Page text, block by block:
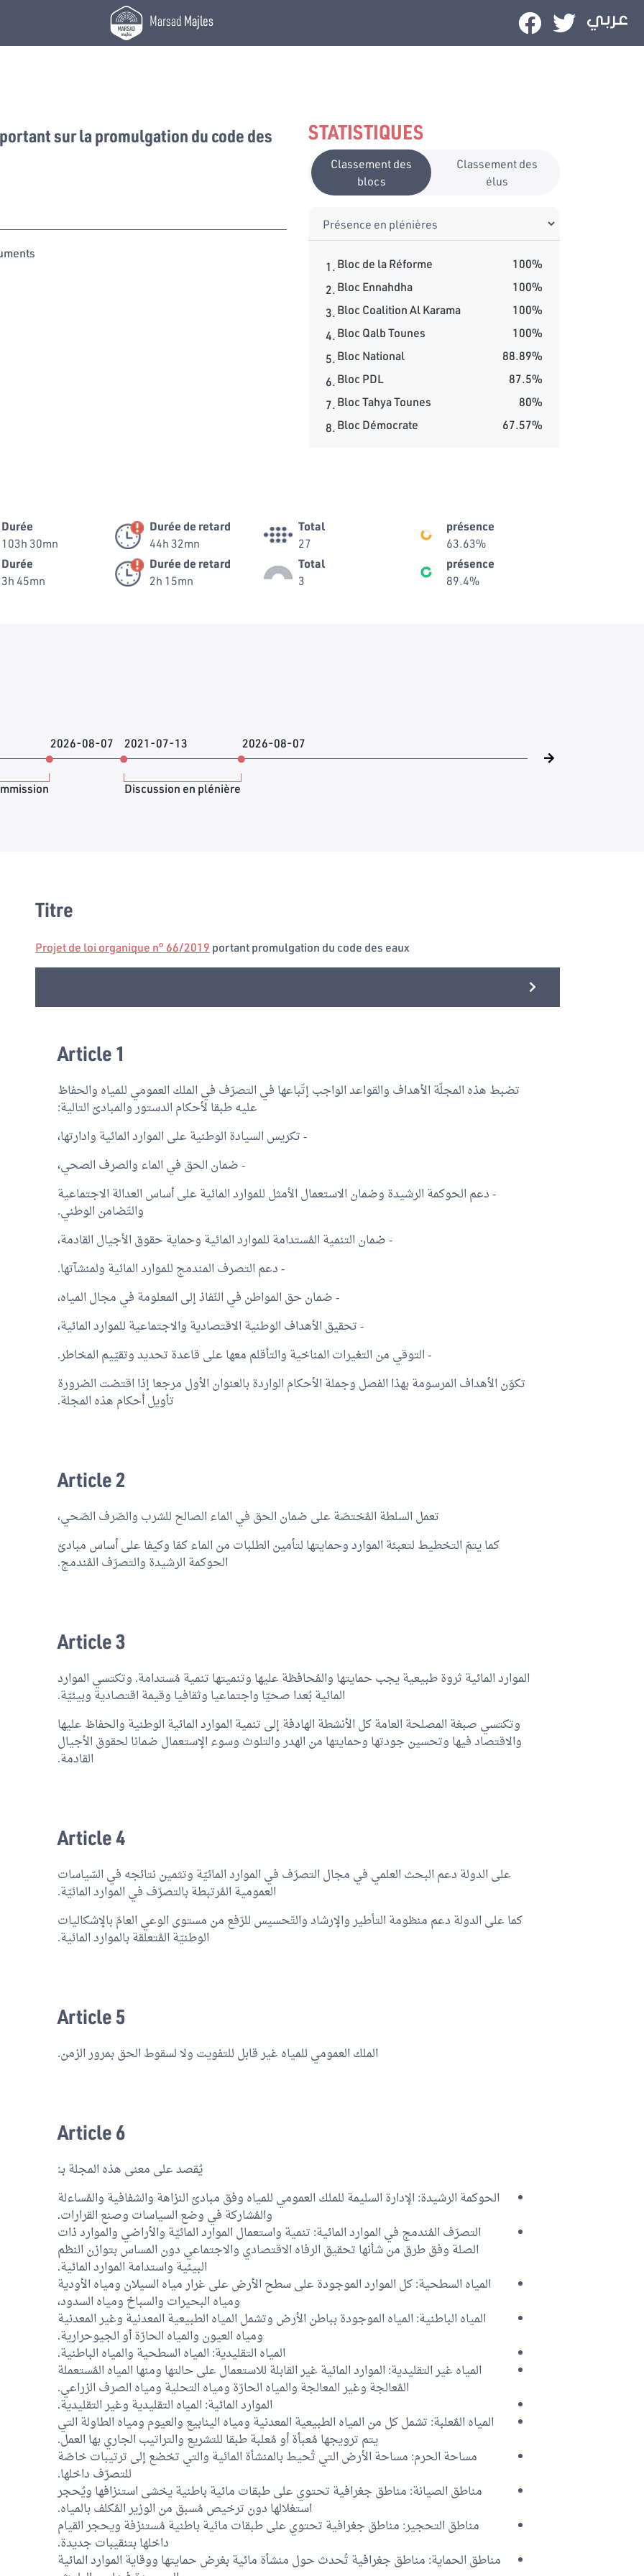
MarsadMajles
STATISTIQUES
Classement des
blocs
Classement des
élus
1.Bloc de la Réforme
100%
2.Bloc Ennahdha
100%
3.Bloc Coalition Al Karama
100%
4.Bloc Qalb Tounes
100%
5.Bloc National
88.89%
6.Bloc PDL
87.5%
7.Bloc Tahya Tounes
80%
8.Bloc Démocrate 67.57%
portant sur la promulgation du code des
Durée
103h 30mn
Durée de retard
44h 32mn
Total
27
présence
63.63%
Durée
3h 45mn
Durée de retard
2h 15mn
Total
3
présence
89.4%
2026-08-07 2021-07-13 2026-08-07
Discussion en plénière
Titre
Projet de loi organique n° 66/2019 portant promulgation du code des eaux
Article 1
تضبط هذه المجلّة الأهداف والقواعد الواجب إتّباعها في التصرّف في الملك العمومي للمياه والحفاظ
عليه طبقا لأحكام الدستور والمبادئ التالية:
- تكريس السيادة الوطنية على الموارد المائية وادارتها،
- ضمان الحق في الماء والصرف الصحي،
- دعم الحوكمة الرشيدة وضمان الاستعمال الأمثل للموارد المائية على أساس العدالة الاجتماعية
والتّضامن الوطني.
- ضمان التنمية المُستدامة للموارد المائية وحماية حقوق الأجيال القادمة،
- دعم التصرف المندمج للموارد المائية ولمنشآتها.
- ضمان حق المواطن في النّفاذ إلى المعلومة في مجال المياه،
- تحقيق الأهداف الوطنية الاقتصادية والاجتماعية للموارد المائية،
- التوقي من التغيرات المناخية والتأقلم معها على قاعدة تحديد وتقيّيم المخاطر.
تكوّن الأهداف المرسومة بهذا الفصل وجملة الأحكام الواردة بالعنوان الأول مرجعا إذا اقتضت الضرورة
تأويل أحكام هذه المجلة.
Article 2
تعمل السلطة المُختصّة على ضمان الحق في الماء الصالح للشرب والصّرف الصّحي،
كما يتمّ التخطيط لتعبئة الموارد وحمايتها لتأمين الطلبات من الماء كمّا وكيفا على أساس مبادئ
الحوكمة الرشيدة والتصرّف المُندمج.
Article 3
الموارد المائية ثروة طبيعية يجب حمايتها والمُحافظة عليها وتنميتها تنمية مُستدامة. وتكتسي الموارد
المائية بُعدا صحيّا واجتماعيا وثقافيا وقيمة اقتصادية وبيئيّة.
وتكتسي صبغة المصلحة العامة كل الأنشطة الهادفة إلى تنمية الموارد المائية الوطنية والحفاظ عليها
والاقتصاد فيها وتحسين جودتها وحمايتها من الهدر والتلوث وسوء الإستعمال ضمانا لحقوق الأجيال
القادمة.
Article 4
على الدولة دعم البحث العلمي في مجال التصرّف في الموارد المائيّة وتثمين نتائجه في السّياسات
العمومية المُرتبطة بالتصرّف في الموارد المائيّة.
كما على الدولة دعم منظومة التأطير والإرشاد والتّحسيس للرّفع من مستوى الوعي العامّ بالإشكاليات
الوطنيّة المُتعلقة بالموارد المائية.
Article 5
الملك العمومي للمياه غير قابل للتفويت ولا لسقوط الحق بمرور الزمن.
Article 6
يُقصد على معنى هذه المجلة بـ:
الحوكمة الرشيدة: الإدارة السليمة للملك العمومي للمياه وفق مبادئ النزاهة والشفافية والمُساءلة
والمُشاركة في وضع السياسات وصنع القرارات.
التصرّف المُندمج في الموارد المائية: تنمية واستعمال الموارد المائيّة والأراضي والموارد ذات
الصلة وفق طرق من شأنها تحقيق الرفاه الاقتصادي والاجتماعي دون المساس بتوازن النظم
البيئية واستدامة الموارد المائية.
المياه السطحية: كل الموارد الموجودة على سطح الأرض على غرار مياه السيلان ومياه الأودية
ومياه البحيرات والسباخ ومياه السدود،
المياه الباطنية: المياه الموجودة بباطن الأرض وتشمل المياه الطبيعية المعدنية وغير المعدنية
ومياه العيون والمياه الحارّة أو الجيوحرارية.
المياه التقليدية: المياه السطحية والمياه الباطنية.
المياه غير التقليدية: الموارد المائية غير القابلة للاستعمال على حالتها ومنها المياه المُستعملة
المُعالجة وغير المعالجة والمياه الحارّة ومياه التحلية ومياه الصرف الزراعي.
الموارد المائية: المياه التقليدية وغير التقليدية.
المياه المٌعلبة: تشمل كل من المياه الطبيعية المعدنية ومياه الينابيع والعيوم ومياه الطاولة التي
يتم ترويجها مُعبأة أو مُعلبة طبقا للتشريع والتراتيب الجاري بها العمل.
مساحة الحرم: مساحة الأرض التي تُحيط بالمنشأة المائية والتي تخضع إلى ترتيبات خاصّة
للتصرّف داخلها.
مناطق الصيانة: مناطق جغرافية تحتوي على طبقات مائية باطنية يخشى استنزافها ويُحجر
استغلالها دون ترخيص مُسبق من الوزير المُكلف بالمياه.
مناطق التحجير: مناطق جغرافية تحتوي على طبقات مائية باطنية مُستنزفة ويحجر القيام
داخلها بتنقيبات جديدة.
مناطق الحماية: مناطق جغرافية تُحدث حول منشأة مائية بغرض حمايتها ووقاية الموارد المائية